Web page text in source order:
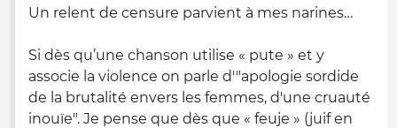
Un relent de censure parvient à mes narines…
Si dès qu’une chanson utilise « pute » et y
associe la violence on parle d'"apologie sordide
de la brutalité envers les femmes, d'une cruauté
inouïe". Je pense que dès que « feuje » (juif en